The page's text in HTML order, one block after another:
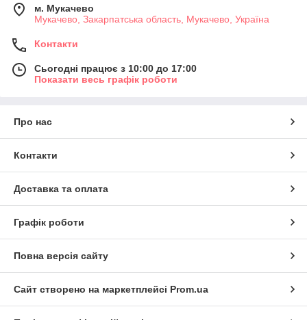
м. Мукачево
Мукачево, Закарпатська область, Мукачево, Україна
Контакти
Сьогодні працює з 10:00 до 17:00
Показати весь графік роботи
Про нас
Контакти
Доставка та оплата
Графік роботи
Повна версія сайту
Сайт створено на маркетплейсі Prom.ua